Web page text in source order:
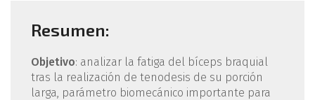
Resumen:
Objetivo: analizar la fatiga del bíceps braquial
tras la realización de tenodesis de su porción
larga, parámetro biomecánico importante para